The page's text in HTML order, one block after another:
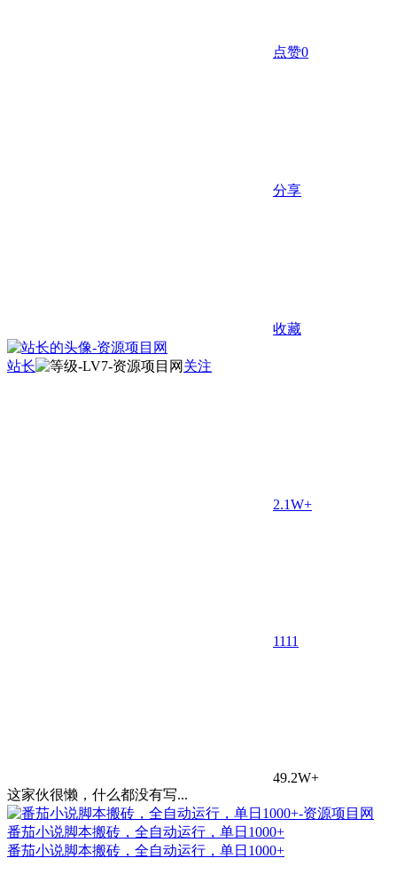
点赞0
分享
收藏
站长 关注
2.1W+
1111
49.2W+
这家伙很懒，什么都没有写...
番茄小说脚本搬砖，全自动运行，单日1000+
番茄小说脚本搬砖，全自动运行，单日1000+